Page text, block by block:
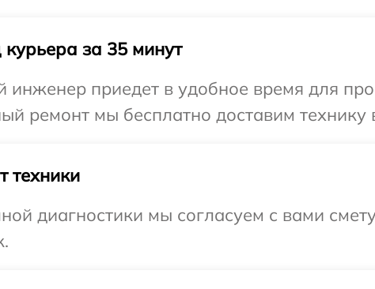
за 35 минут
инженер приедет в удобное время для
ремонт мы бесплатно доставим технику
техники
диагностики мы согласуем с вами